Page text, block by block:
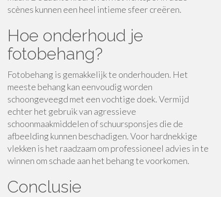
scènes kunnen een heel intieme sfeer creëren.
Hoe onderhoud je
fotobehang?
Fotobehang is gemakkelijk te onderhouden. Het
meeste behang kan eenvoudig worden
schoongeveegd met een vochtige doek. Vermijd
echter het gebruik van agressieve
schoonmaakmiddelen of schuursponsjes die de
afbeelding kunnen beschadigen. Voor hardnekkige
vlekken is het raadzaam om professioneel advies in te
winnen om schade aan het behang te voorkomen.
Conclusie